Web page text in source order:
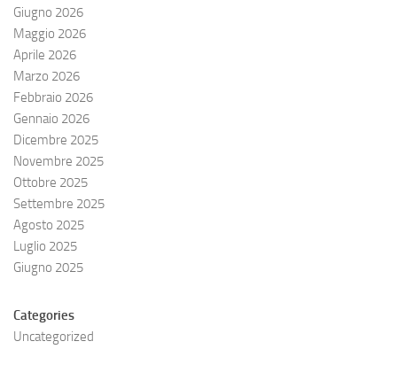
Giugno 2026
Maggio 2026
Aprile 2026
Marzo 2026
Febbraio 2026
Gennaio 2026
Dicembre 2025
Novembre 2025
Ottobre 2025
Settembre 2025
Agosto 2025
Luglio 2025
Giugno 2025
Categories
Uncategorized